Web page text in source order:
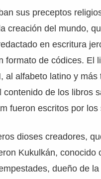
sus preceptos
creación del mundo,
en escritura
formato de códices. El
al alfabeto latino y
de los libros
fueron escritos por
dioses creadores,
Kukulkán, conocido
dueño de